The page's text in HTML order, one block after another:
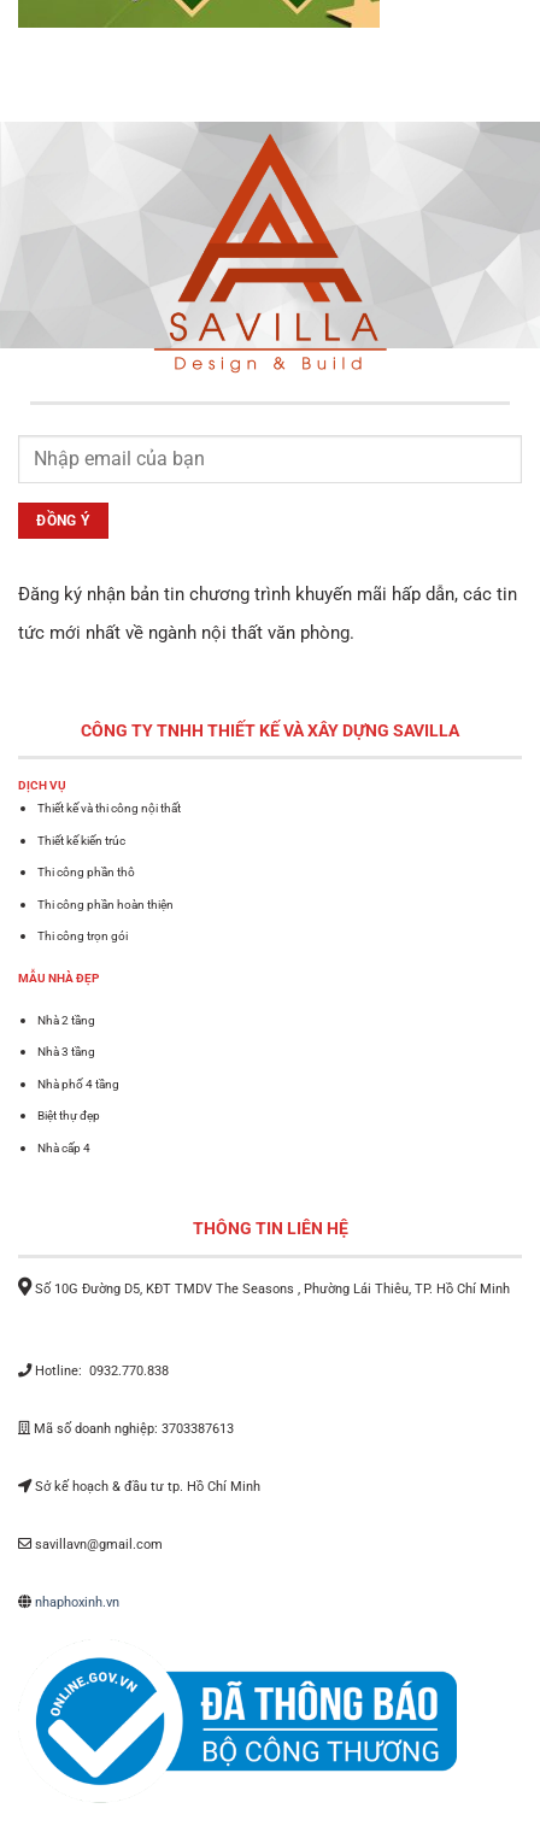
Đăng ký nhận bản tin chương trình khuyến mãi hấp dẫn, các tin
tức mới nhất về ngành nội thất văn phòng.
CÔNG TY TNHH THIẾT KẾ VÀ XÂY DỰNG SAVILLA
DỊCH VỤ
Thiết kế và thi công nội thất
Thiết kế kiến trúc
Thi công phần thô
Thi công phần hoàn thiện
Thi công trọn gói
MẪU NHÀ ĐẸP
Nhà 2 tầng
Nhà 3 tầng
Nhà phố 4 tầng
Biệt thự đẹp
Nhà cấp 4
THÔNG TIN LIÊN HỆ
Số 10G Đường D5, KĐT TMDV The Seasons , Phường Lái Thiêu, TP. Hồ Chí Minh
Hotline: 0932.770.838
Mã số doanh nghiệp: 3703387613
Sở kế hoạch & đầu tư tp. Hồ Chí Minh
savillavn@gmail.com
nhaphoxinh.vn